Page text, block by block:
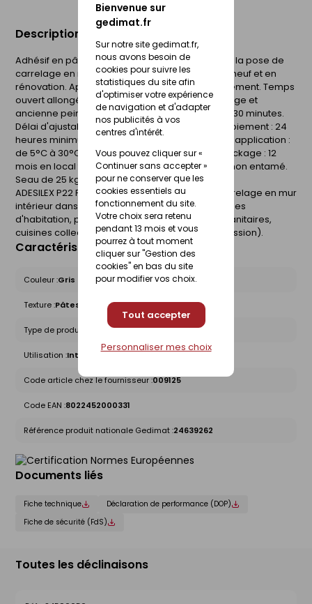
Bienvenue sur
gedimat.fr
Sur notre site gedimat.fr,
nous avons besoin de
cookies pour suivre les
statistiques du site afin
d'optimiser votre expérience
de navigation et d'adapter
nos publicités à vos
centres d'intérêt.
Vous pouvez cliquer sur «
Continuer sans accepter »
pour ne conserver que les
cookies essentiels au
fonctionnement du site.
Votre choix sera retenu
pendant 13 mois et vous
pourrez à tout moment
cliquer sur "Gestion des
cookies" en bas du site
pour modifier vos choix.
Tout accepter
Personnaliser mes choix
Description du produit
Adhésif en pâte hautes performances destiné à la pose de
carrelage en mur intérieur et plan de travail, en neuf et en
rénovation. Application facile. Résistant au glissement. Temps
ouvert allongé. Sans primaire sur ancien carrelage et
ancienne peinture. Certificat QB. Temps ouvert : 30 minutes.
Délai d'ajustabilité : 40 minutes. Délai avant jointoiement : 24
heures minimum. Coloris : Blanc. Température d'application :
de 5°C à 30°C. Consommation : 3 à 5 kg/m². Stockage : 12
mois en local tempéré en emballage d'origine non entamé.
Seau de 25 kg.
ADESILEX P22 PLUS est utilisé pour la pose de carrelage en mur
intérieur dans les locaux de type : couloirs, cuisines
d'habitation, privatif : salles de bains, collectif : sanitaires,
cuisines collectives (sauf lavage à eau sous pression).
Caractéristiques du produit
Couleur :Gris
Texture :Pâtes
Type de produit : Colles
Utilisation :Intérieure
Code article chez le fournisseur :009125
Code EAN :8022452000331
Référence produit nationale Gedimat :24639262
Documents liés
Fiche technique
Déclaration de performance (DOP)
Fiche de sécurité (FdS)
Toutes les déclinaisons